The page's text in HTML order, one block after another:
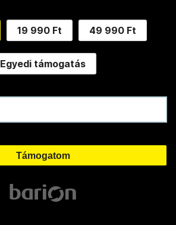
19 990 Ft 49 990 Ft
Egyedi támogatás